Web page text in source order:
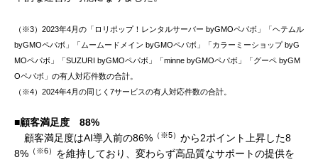
（※3）2023年4月の「ロリポップ！レンタルサーバー byGMOペパボ」「ヘテムル
byGMOペパボ」「ムームードメイン byGMOペパボ」「カラーミーショップ byG
MOペパボ」「SUZURI byGMOペパボ」「minne byGMOペパボ」「グーペ byGM
Oペパボ」の有人対応件数の合計。
（※4）2024年4月の同じく7サービスの有人対応件数の合計。
■顧客満足度 88%
顧客満足度はAI導入前の86% （※5） から2ポイント上昇した8
8% （※6） を維持しており、変わらず高品質なサポートの提供を